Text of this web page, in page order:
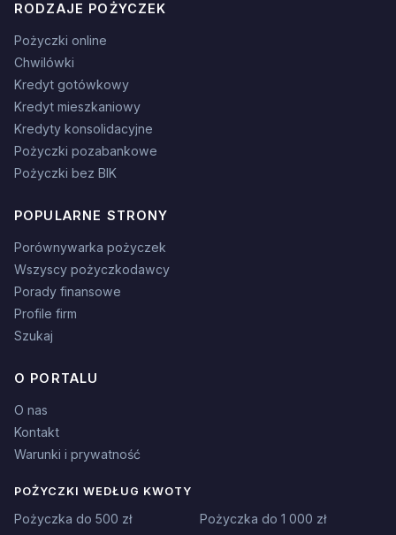
RODZAJE POŻYCZEK
Pożyczki online
Chwilówki
Kredyt gotówkowy
Kredyt mieszkaniowy
Kredyty konsolidacyjne
Pożyczki pozabankowe
Pożyczki bez BIK
POPULARNE STRONY
Porównywarka pożyczek
Wszyscy pożyczkodawcy
Porady finansowe
Profile firm
Szukaj
O PORTALU
O nas
Kontakt
Warunki i prywatność
POŻYCZKI WEDŁUG KWOTY
Pożyczka do 500 zł
Pożyczka do 1 000 zł